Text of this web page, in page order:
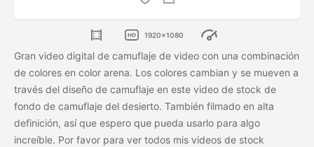
1920x1080
Gran video digital de camuflaje de video con una combinación
de colores en color arena. Los colores cambian y se mueven a
través del diseño de camuflaje en este video de stock de
fondo de camuflaje del desierto. También filmado en alta
definición, así que espero que pueda usarlo para algo
increíble. Por favor para ver todos mis videos de stock